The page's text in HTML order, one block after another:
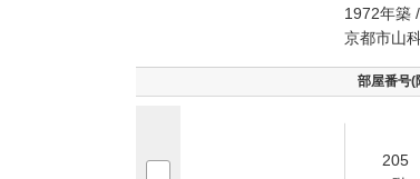
1972年築
京都市山
部屋番号(
205